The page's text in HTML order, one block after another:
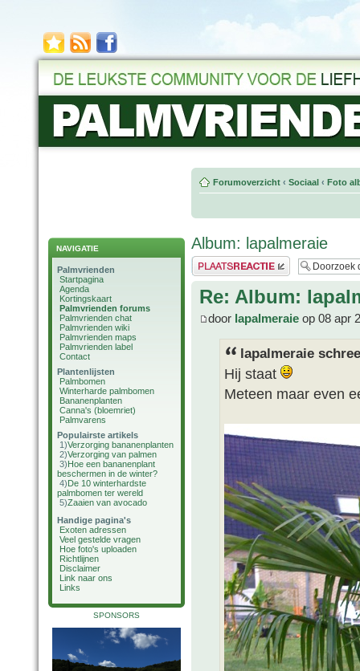
NAVIGATIE
Palmvrienden
Startpagina
Agenda
Kortingskaart
Palmvrienden forums
Palmvrienden chat
Palmvrienden wiki
Palmvrienden maps
Palmvrienden label
Contact
Plantenlijsten
Palmbomen
Winterharde palmbomen
Bananenplanten
Canna's (bloemriet)
Palmvarens
Populairste artikels
1)Verzorging bananenplanten
2)Verzorging van palmen
3)Hoe een bananenplant
beschermen in de winter?
4)De 10 winterhardste
palmbomen ter wereld
5)Zaaien van avocado
Handige pagina's
Exoten adressen
Veel gestelde vragen
Hoe foto's uploaden
Richtlijnen
Disclaimer
Link naar ons
Links
SPONSORS
Forumoverzicht ‹ Sociaal ‹ Foto
Album: lapalmeraie
Plaats een reactie
Re: Album:
door lapalmeraie op 08 apr
lapalmeraie
Hij staat
Meteen maar even